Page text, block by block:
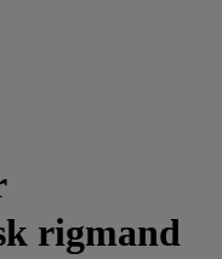
rigmand